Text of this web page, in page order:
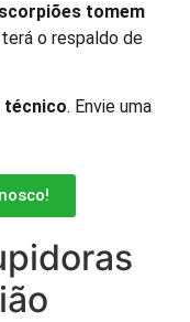
tomem
o respaldo de
técnico. Envie uma